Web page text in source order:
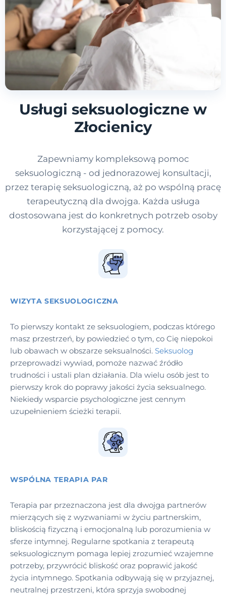
Usługi seksuologiczne w
Złocienicy
Zapewniamy kompleksową pomoc
seksuologiczną - od jednorazowej konsultacji,
przez terapię seksuologiczną, aż po wspólną pracę
terapeutyczną dla dwojga. Każda usługa
dostosowana jest do konkretnych potrzeb osoby
korzystającej z pomocy.
WIZYTA SEKSUOLOGICZNA
To pierwszy kontakt ze seksuologiem, podczas którego
masz przestrzeń, by powiedzieć o tym, co Cię niepokoi
lub obawach w obszarze seksualności. Seksuolog
przeprowadzi wywiad, pomoże nazwać źródło
trudności i ustali plan działania. Dla wielu osób jest to
pierwszy krok do poprawy jakości życia seksualnego.
Niekiedy wsparcie psychologiczne jest cennym
uzupełnieniem ścieżki terapii.
WSPÓLNA TERAPIA PAR
Terapia par przeznaczona jest dla dwojga partnerów
mierzących się z wyzwaniami w życiu partnerskim,
bliskością fizyczną i emocjonalną lub porozumienia w
sferze intymnej. Regularne spotkania z terapeutą
seksuologicznym pomaga lepiej zrozumieć wzajemne
potrzeby, przywrócić bliskość oraz poprawić jakość
życia intymnego. Spotkania odbywają się w przyjaznej,
neutralnej przestrzeni, która sprzyja swobodnej